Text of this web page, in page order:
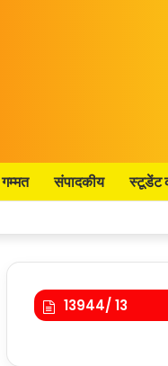
गम्मत संपादकीय स्टूडेंट
13944/ 13